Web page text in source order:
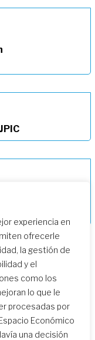
experiencia en
ofrecerle
la gestión de
y el
como los
lo que le
procesadas por
Económico
una decisión